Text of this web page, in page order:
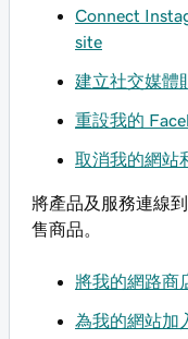
Connect
site
建立社交媒體
重設我的
取消我的網站
將產品及服務連線
售商品。
將我的網路商
為我的網站加